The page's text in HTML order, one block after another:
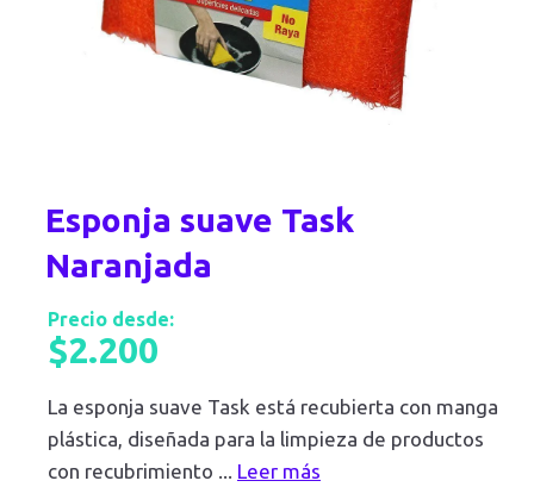
Esponja suave Task
Naranjada
Precio desde:
$2.200
La esponja suave Task está recubierta con manga
plástica, diseñada para la limpieza de productos
con recubrimiento ... Leer más